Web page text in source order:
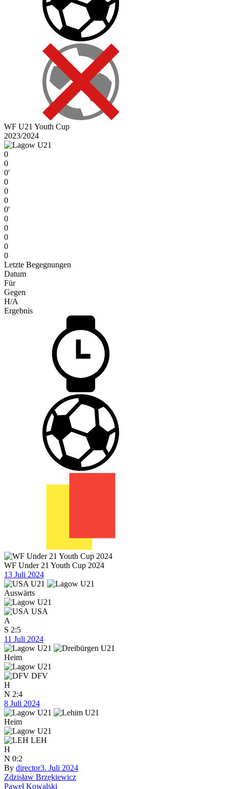
WF U21 Youth Cup
2023/2024
0
0
0′
0
0
0
0′
0
0
0
0
0
Letzte Begegnungen
Datum
Für
Gegen
H/A
Ergebnis
WF Under 21 Youth Cup 2024
13 Juli 2024
Auswärts
USA
A
S 2:5
11 Juli 2024
Heim
DFV
H
N 2:4
8 Juli 2024
Heim
LEH
H
N 0:2
By director3. Juli 2024
Beitragsnavigation
Zdzisław Brzękiewicz
Paweł Kowalski